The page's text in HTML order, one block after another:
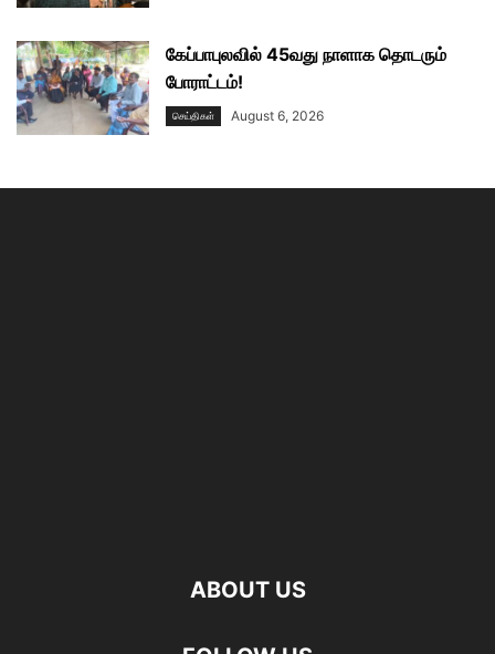
கேப்பாபுலவில் 45வது நாளாக தொடரும்
போராட்டம்!
செய்திகள் August 6, 2026
ABOUT US